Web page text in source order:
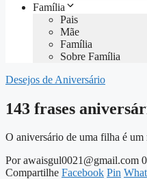
Família
Pais
Mãe
Família
Sobre Família
Desejos de Aniversário
143 frases
O aniversário de uma filha é
Por awaisgul0021@gmail.com
Compartilhe Facebook Pin